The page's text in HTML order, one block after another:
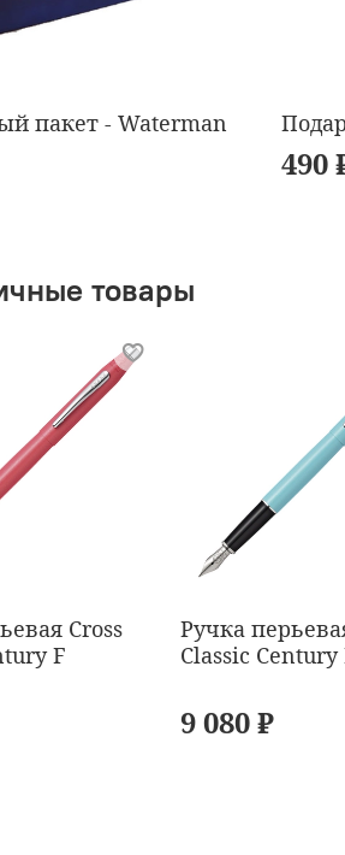
пакет - Waterman
490
товары
Cross
F
Ручка
Classic Century
9 080 ₽